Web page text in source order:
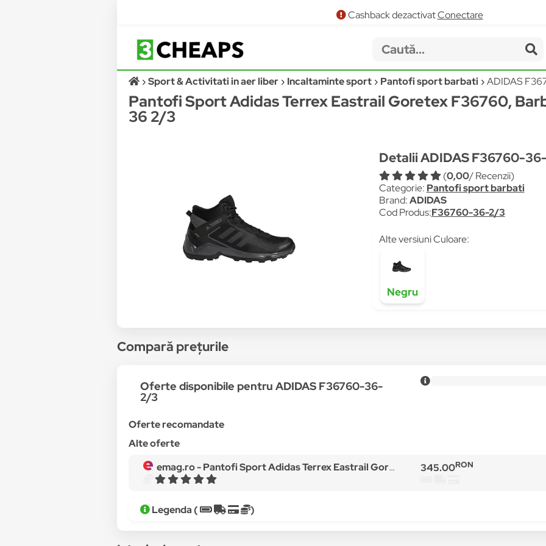
Cashback dezactivatConectare
Sport & Activitati in aer liber Incaltaminte sport Pantofi sport barbati ADIDAS
Pantofi Sport Adidas Terrex Eastrail Goretex F36760,
36 2/3
Detalii ADIDAS F36760-
(0,00/ Recenzii)
Categorie: Pantofi sport barbati
Brand:ADIDAS
Cod Produs:F36760-36-2/3
Alte versiuni Culoare:
Negru
Compară prețurile
Oferte disponibile pentru ADIDAS F36760-36-
2/3
Oferte recomandate
Alte oferte
emag.ro -Pantofi Sport Adidas Terrex Eastrail Goretex F36760, Barbati, Negru, Negru, 36 2/3 345.00RON
Legenda ( )